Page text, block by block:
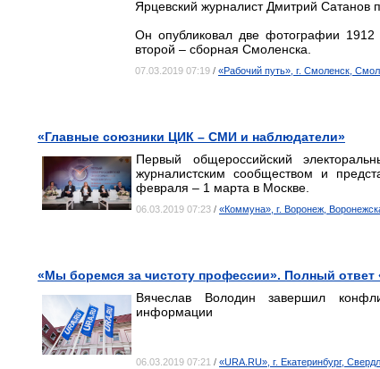
Ярцевский журналист Дмитрий Сатанов
Он опубликовал две фотографии
второй – сборная Смоленска.
07.03.2019 07:19 / «Рабочий путь», г. Смоленск,
«Главные союзники ЦИК – СМИ и наблюдатели»
Первый общероссийский
журналистским сообществом и
февраля – 1 марта в Москве.
06.03.2019 07:23 / «Коммуна», г. Воронеж,
«Мы боремся за чистоту профессии». Полный ответ
Вячеслав Володин завершил
информации
06.03.2019 07:21 / «URA.RU», г. Екатеринбург,